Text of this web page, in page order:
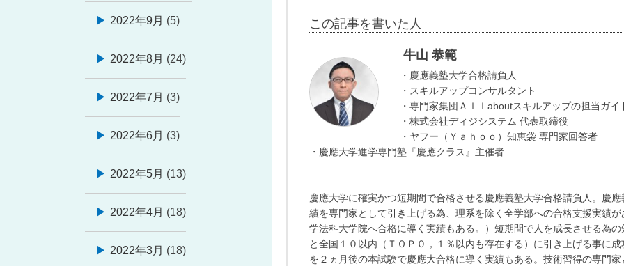
この記事を書いた人
牛山 恭範
・慶應義塾大学合格請負人
・スキルアップコンサルタント
・専門家集団Ａｌｌaboutスキルアップの担当ガイ
・株式会社ディジシステム 代表取締役
・ヤフー（Ｙａｈｏｏ）知恵袋 専門家回答者
・慶應大学進学専門塾『慶應クラス』主催者
慶應大学に確実かつ短期間で合格させる慶應義塾大学合格請負人。慶
績を専門家として引き上げる為、理系を除く全学部への合格支援実績
学法科大学院へ合格に導く実績もある。）短期間で人を成長させる為
と全国１０以内（ＴＯＰ０，１％以内も存在する）に引き上げる事に
を２ヵ月後の本試験で慶應大合格に導く実績もある。技術習得の専門
2022年9月 (5)
2022年8月 (24)
2022年7月 (3)
2022年6月 (3)
2022年5月 (13)
2022年4月 (18)
2022年3月 (18)